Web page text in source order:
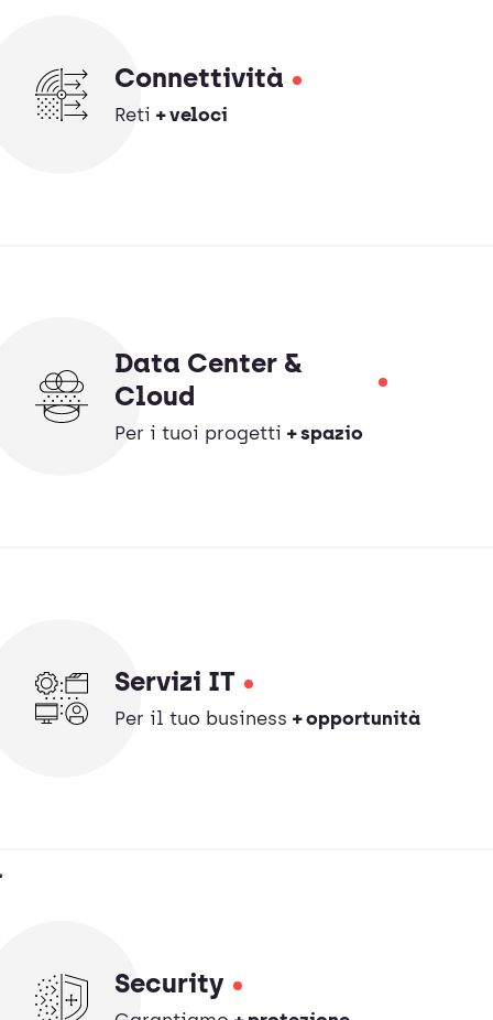
Connettività
Reti + veloci
Data Center &
Cloud
Per i tuoi progetti + spazio
Servizi IT
Per il tuo business + opportunità
Security